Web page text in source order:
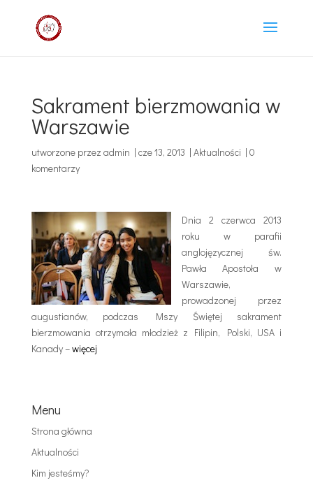
Sakrament bierzmowania w
Warszawie
utworzone przez admin | cze 13, 2013 | Aktualności | 0
komentarzy
Dnia 2 czerwca 2013
roku w parafii
anglojęzycznej św.
Pawła Apostoła w
Warszawie,
prowadzonej przez
augustianów, podczas Mszy Świętej sakrament
bierzmowania otrzymała młodzież z Filipin, Polski, USA i
Kanady –więcej
Menu
Strona główna
Aktualności
Kim jesteśmy?